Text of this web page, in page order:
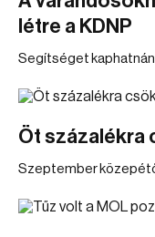
létre a KDNP
Segítséget
Öt százalékra
Szeptember